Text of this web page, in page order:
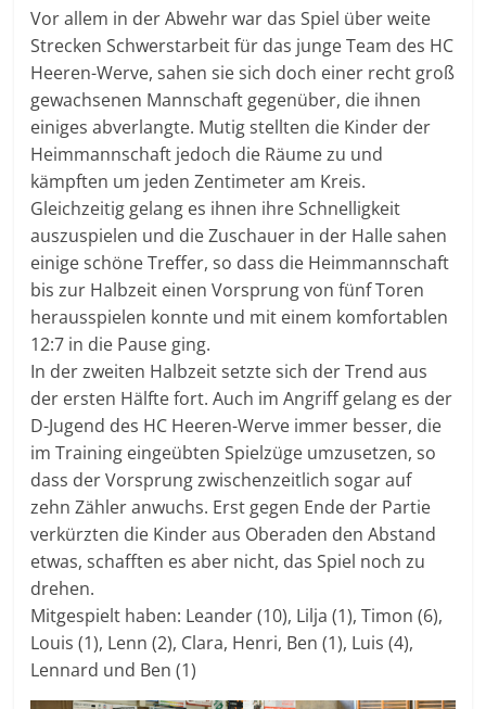
Vor allem in der Abwehr war das Spiel über weite
Strecken Schwerstarbeit für das junge Team des HC
Heeren-Werve, sahen sie sich doch einer recht groß
gewachsenen Mannschaft gegenüber, die ihnen
einiges abverlangte. Mutig stellten die Kinder der
Heimmannschaft jedoch die Räume zu und
kämpften um jeden Zentimeter am Kreis.
Gleichzeitig gelang es ihnen ihre Schnelligkeit
auszuspielen und die Zuschauer in der Halle sahen
einige schöne Treffer, so dass die Heimmannschaft
bis zur Halbzeit einen Vorsprung von fünf Toren
herausspielen konnte und mit einem komfortablen
12:7 in die Pause ging.
In der zweiten Halbzeit setzte sich der Trend aus
der ersten Hälfte fort. Auch im Angriff gelang es der
D-Jugend des HC Heeren-Werve immer besser, die
im Training eingeübten Spielzüge umzusetzen, so
dass der Vorsprung zwischenzeitlich sogar auf
zehn Zähler anwuchs. Erst gegen Ende der Partie
verkürzten die Kinder aus Oberaden den Abstand
etwas, schafften es aber nicht, das Spiel noch zu
drehen.
Mitgespielt haben: Leander (10), Lilja (1), Timon (6),
Louis (1), Lenn (2), Clara, Henri, Ben (1), Luis (4),
Lennard und Ben (1)